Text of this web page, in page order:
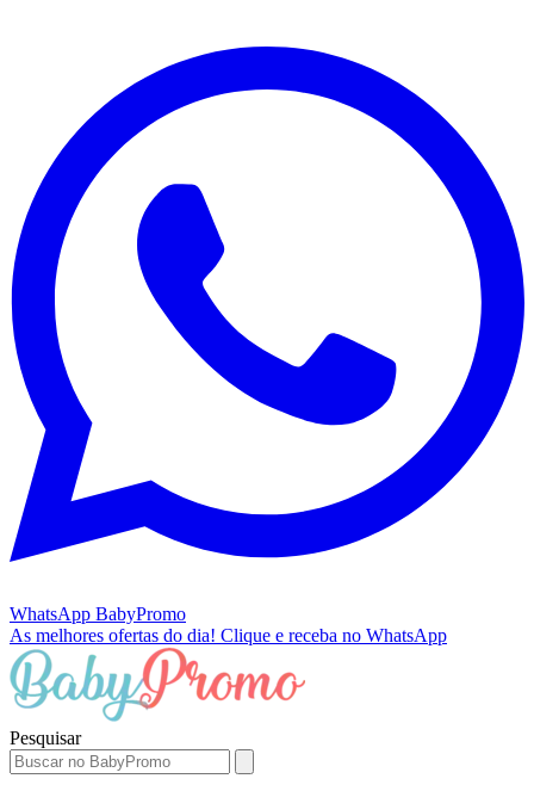
WhatsApp BabyPromo
As melhores ofertas do dia! Clique e receba no WhatsApp
Pesquisar